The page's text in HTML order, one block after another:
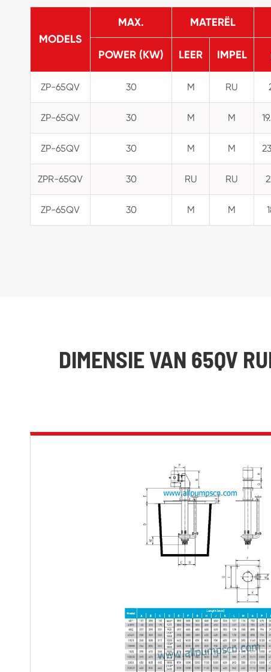
MODELS
MAX. MATERËL
POWER (KW) LEER IMPEL
ZP-65QV 30 M RU
ZP-65QV 30 M M
ZP-65QV 30 M M
ZPR-65QV 30 RU RU
ZP-65QV 30 M M
DIMENSIE VAN 65QV